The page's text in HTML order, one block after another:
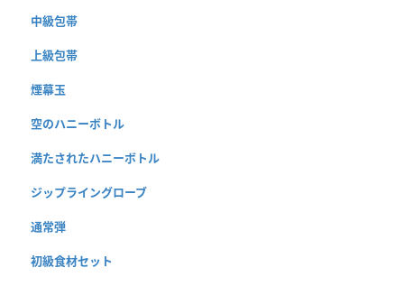
中級包帯
上級包帯
煙幕玉
空のハニーボトル
満たされたハニーボトル
ジップライングローブ
通常弾
初級食材セット